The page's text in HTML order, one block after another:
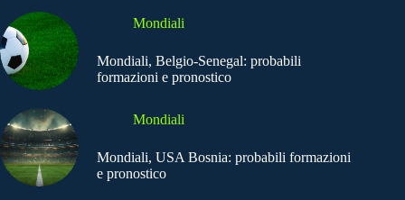
Mondiali
Mondiali, Belgio-Senegal: probabili
formazioni e pronostico
Mondiali
Mondiali, USA Bosnia: probabili formazioni
e pronostico